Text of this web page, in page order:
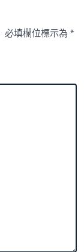
必填欄位標示為*